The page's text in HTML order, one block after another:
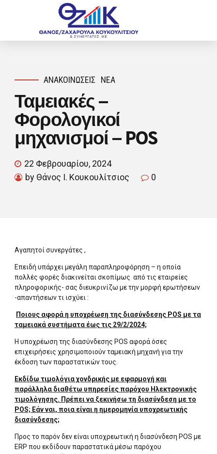
ΑΝΑΚΟΙΝΏΣΕΙΣ ΝΈΑ
Ταμειακές –
Φορολογικοί
μηχανισμοί – POS
22 Φεβρουαρίου, 2024
by Θάνος Ι. Κουκουλίτσιος
0
Αγαπητοί συνεργάτες ,
Επειδή υπάρχει μεγάλη παραπληροφόρηση – η οποία
πολλές φορές διακινείται σκοπίμως από τις εταιρείες
πληροφορικής- σας διευκρινίζω με την μορφή ερωτήσεων
-απαντήσεων τι ισχύει :
Ποιους αφορά η υποχρέωση της διασύνδεσης POS με τα
ταμειακά συστήματα έως τις 29/2/2024;
Η υποχρέωση της διασύνδεσης POS αφορά όσες
επιχειρήσεις χρησιμοποιούν ταμειακή μηχανή για την
έκδοση των παραστατικών τους.
Εκδίδω τιμολόγια χονδρικής με εφαρμογή και
παράλληλα διαθέτω υπηρεσίες παρόχου Ηλεκτρονικής
τιμολόγησης. Πρέπει να ξεκινήσω τη διασύνδεση με το
POS; Εάν ναι, ποια είναι η ημερομηνία υποχρεωτικής
διασύνδεσης;
Προς το παρόν δεν είναι υποχρεωτική η διασύνδεση POS με
ERP που εκδίδουν παραστατικά μέσω παρόχου